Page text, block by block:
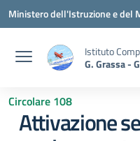
Vai ai contenuti
Vai al menu di navigazione
Vai al footer
Ministero dell'Istruzione e del
Istituto
G. Grassa -
Circolare 108
Attivazione